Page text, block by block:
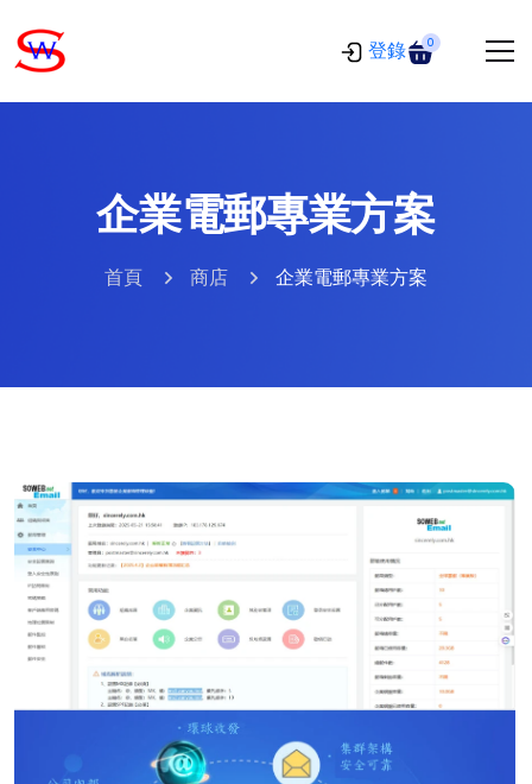
登錄 0
企業電郵專業方案
首頁 商店 企業電郵專業方案